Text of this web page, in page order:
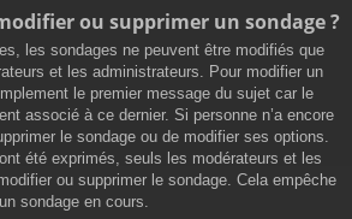
ou supprimer un sondage ?
les sondages ne peuvent être modifiés que
et les administrateurs. Pour modifier un
le premier message du sujet car le
associé à ce dernier. Si personne n’a encore
le sondage ou de modifier ses options.
été exprimés, seuls les modérateurs et les
ou supprimer le sondage. Cela empêche
sondage en cours.